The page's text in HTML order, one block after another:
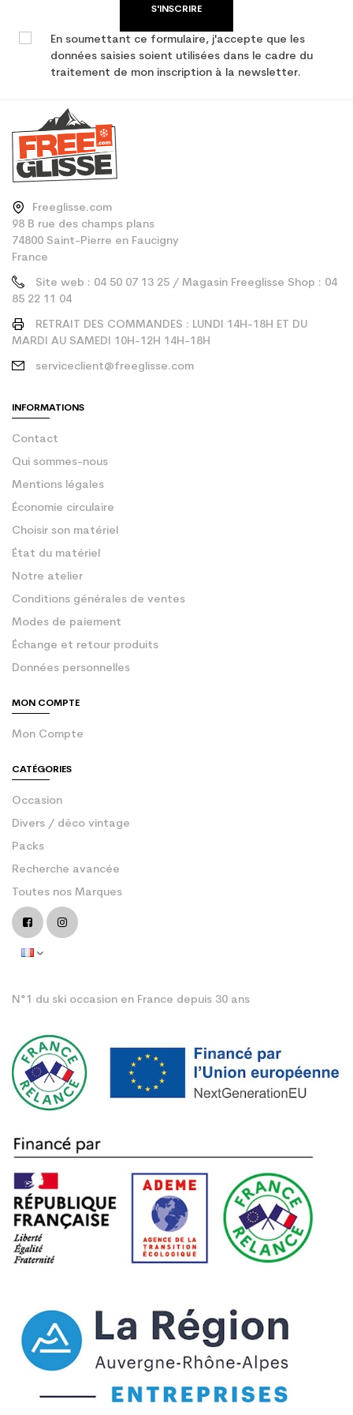
S'INSCRIRE
En soumettant ce formulaire, j'accepte que les
données saisies soient utilisées dans le cadre du
traitement de mon inscription à la newsletter.
Freeglisse.com
98 B rue des champs plans
74800 Saint-Pierre en Faucigny
France
Site web : 04 50 07 13 25 / Magasin Freeglisse Shop : 04
85 22 11 04
RETRAIT DES COMMANDES : LUNDI 14H-18H ET DU
MARDI AU SAMEDI 10H-12H 14H-18H
serviceclient@freeglisse.com
INFORMATIONS
Contact
Qui sommes-nous
Mentions légales
Économie circulaire
Choisir son matériel
État du matériel
Notre atelier
Conditions générales de ventes
Modes de paiement
Échange et retour produits
Données personnelles
MON COMPTE
Mon Compte
CATÉGORIES
Occasion
Divers / déco vintage
Packs
Recherche avancée
Toutes nos Marques
N°1 du ski occasion en France depuis 30 ans